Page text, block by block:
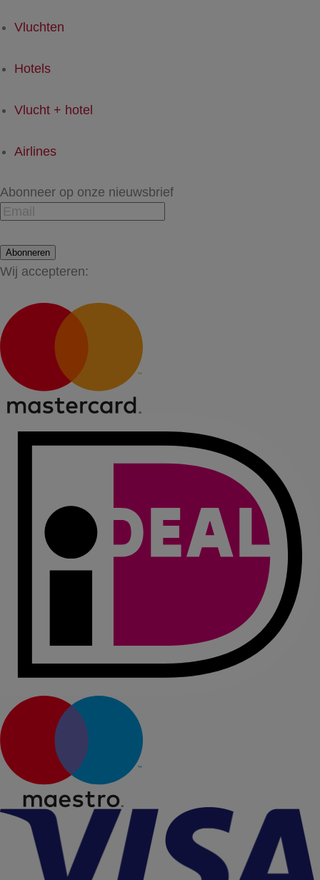
Vluchten
Hotels
Vlucht + hotel
Airlines
Abonneer op onze nieuwsbrief
Abonneren
Wij accepteren: